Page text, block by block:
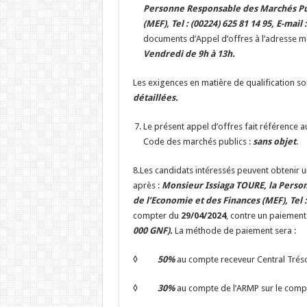
Personne Responsable des Marchés
(MEF), Tel : (00224) 625 81 14 95, E-mail
documents d’Appel d’offres à l’adresse
Vendredi de 9h à 13h.
Les exigences en matière de qualification
détaillées.
Le présent appel d’offres fait référence
Code des marchés publics : sans objet.
8.Les candidats intéressés peuvent obtenir
après : Monsieur Issiaga TOURE, la
de l’Economie et des Finances (MEF), Tel
compter du 29/04/2024, contre un
000 GNF).La méthode de paiement sera :
◊ 50% au compte receveur Central
◊ 30%au compte de l’ARMP sur le